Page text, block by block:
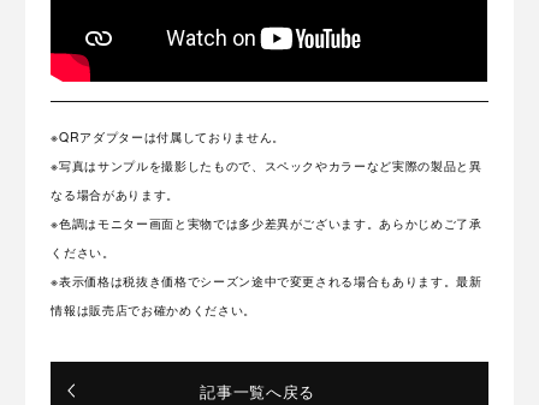
※QRアダプターは付属しておりません。
※写真はサンプルを撮影したもので、スペックやカラーなど実際の製品と異
なる場合があります。
※色調はモニター画面と実物では多少差異がございます。あらかじめご了承
ください。
※表示価格は税抜き価格でシーズン途中で変更される場合もあります。最新
情報は販売店でお確かめください。
記事一覧へ戻る